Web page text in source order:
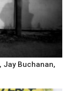
Jay Buchanan,